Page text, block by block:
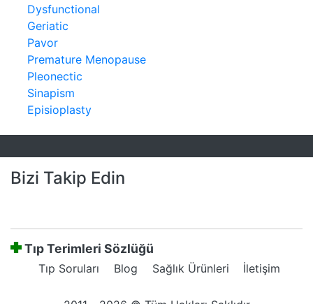
Dysfunctional
Geriatic
Pavor
Premature Menopause
Pleonectic
Sinapism
Episioplasty
Bizi Takip Edin
Tıp Terimleri Sözlüğü
Tıp Soruları Blog Sağlık Ürünleri İletişim